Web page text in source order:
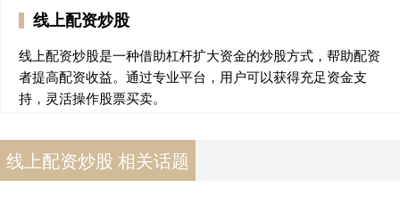
线上配资炒股
线上配资炒股是一种借助杠杆扩大资金的炒股方式，帮助配资
者提高配资收益。通过专业平台，用户可以获得充足资金支
持，灵活操作股票买卖。
线上配资炒股 相关话题